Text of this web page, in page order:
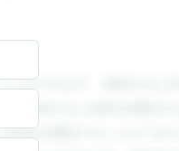
ができます。登録すると回
登録すると回答を閲覧する
答を閲覧することができま